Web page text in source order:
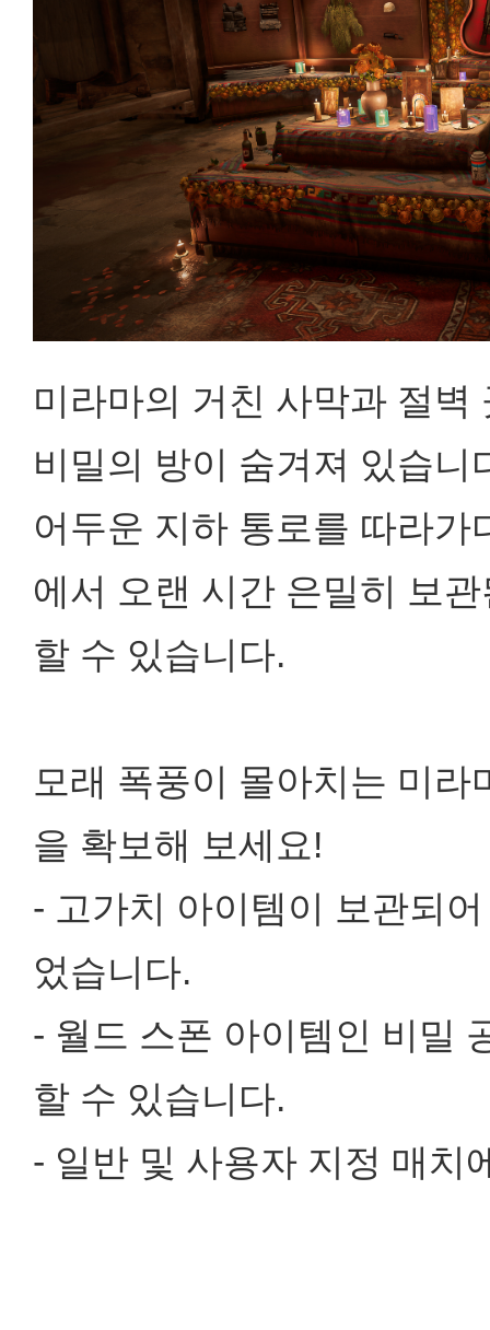
미라마의 거친 사막과 절
비밀의 방이 숨겨져 있습니
어두운 지하 통로를 따라
에서 오랜 시간 은밀히 보
할 수 있습니다.
모래 폭풍이 몰아치는 미
을 확보해 보세요!
- 고가치 아이템이 보관되
었습니다.
- 월드 스폰 아이템인 비밀
할 수 있습니다.
- 일반 및 사용자 지정 매치